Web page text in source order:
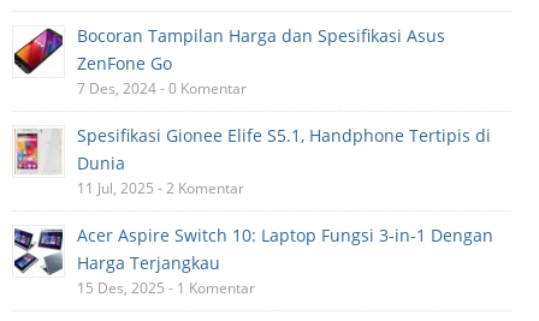
Bocoran Tampilan Harga dan Spesifikasi Asus
ZenFone Go
7 Des, 2024 - 0 Komentar
Spesifikasi Gionee Elife S5.1, Handphone Tertipis di
Dunia
11 Jul, 2025 - 2 Komentar
Acer Aspire Switch 10: Laptop Fungsi 3-in-1 Dengan
Harga Terjangkau
15 Des, 2025 - 1 Komentar